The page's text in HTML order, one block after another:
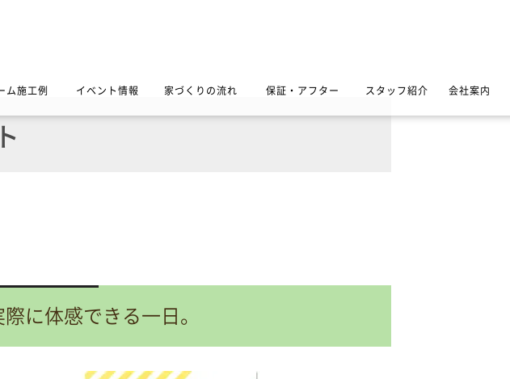
ム施工例 イベント情報 家づくりの流れ 保証・アフター スタッフ紹介 会社案内
に体感できる一日。